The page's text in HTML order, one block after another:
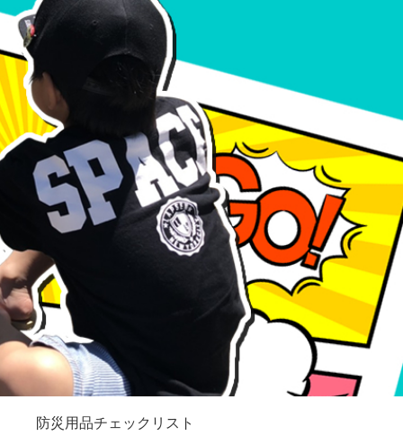
防災用品チェックリスト